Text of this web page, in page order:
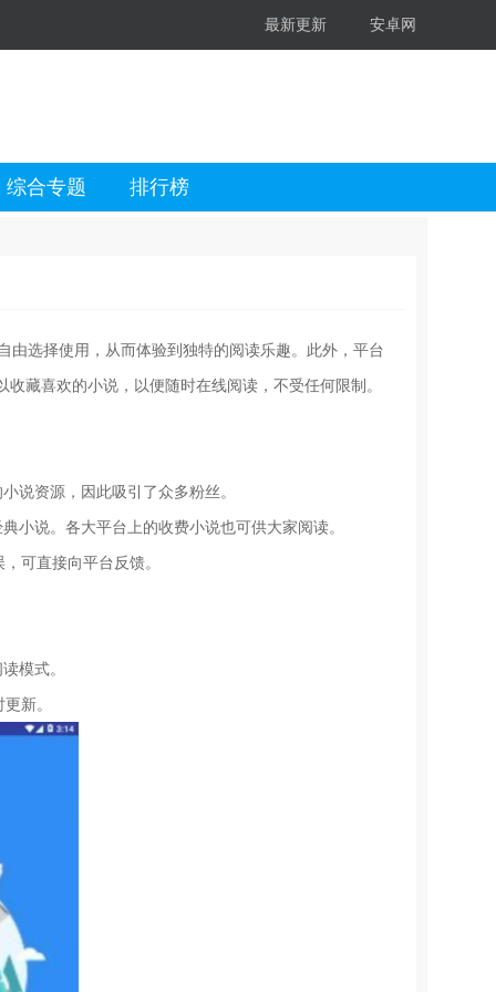
最新更新 安卓网
综合专题 排行榜
选择使用，从而体验到独特的阅读乐趣。此外，平台
藏喜欢的小说，以便随时在线阅读，不受任何限制。
说资源，因此吸引了众多粉丝。
小说。各大平台上的收费小说也可供大家阅读。
可直接向平台反馈。
模式。
新。